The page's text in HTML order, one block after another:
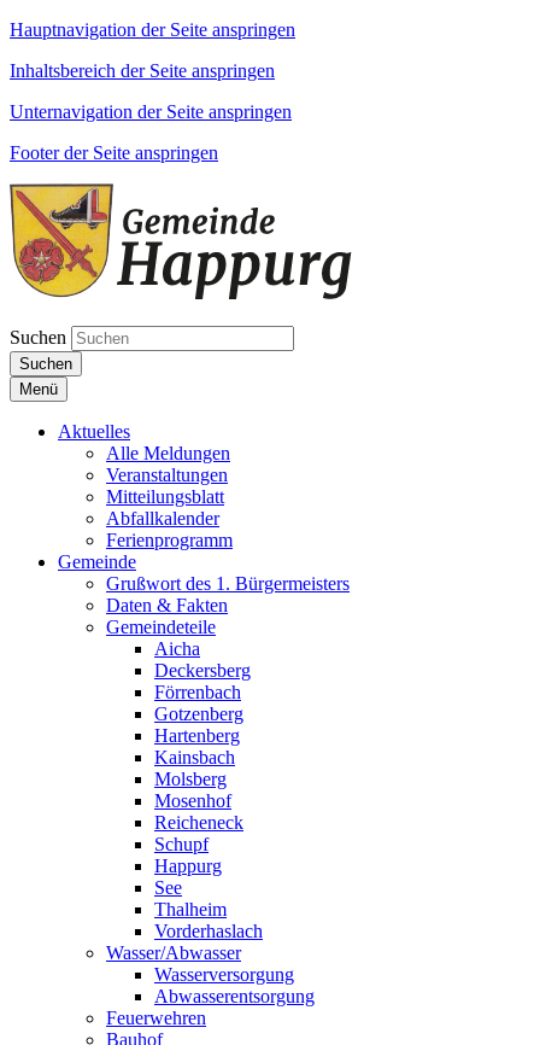
Hauptnavigation der Seite anspringen
Inhaltsbereich der Seite anspringen
Unternavigation der Seite anspringen
Footer der Seite anspringen
Suchen
Suchen
Menü
Aktuelles
Alle Meldungen
Veranstaltungen
Mitteilungsblatt
Abfallkalender
Ferienprogramm
Gemeinde
Grußwort des 1. Bürgermeisters
Daten & Fakten
Gemeindeteile
Aicha
Deckersberg
Förrenbach
Gotzenberg
Hartenberg
Kainsbach
Molsberg
Mosenhof
Reicheneck
Schupf
Happurg
See
Thalheim
Vorderhaslach
Wasser/Abwasser
Wasserversorgung
Abwasserentsorgung
Feuerwehren
Bauhof